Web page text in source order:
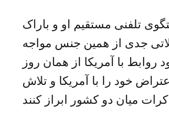
تلفنی مستقیم او و باراک
جدی از همین جنس مواجه
با آمریکا از همان روز
خود را با آمریکا و تلاش